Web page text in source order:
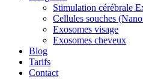
Stimulation cérébrale
Cellules souches
Exosomes visage
Exosomes cheveux
Blog
Tarifs
Contact